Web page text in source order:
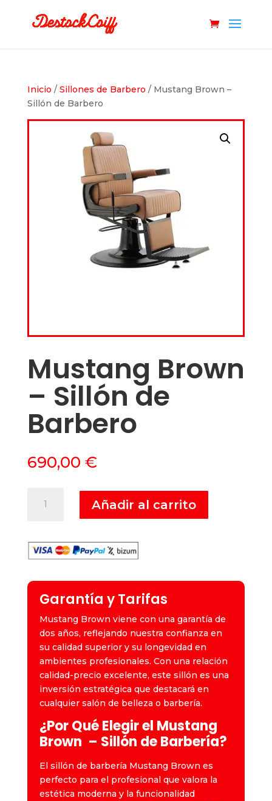
Inicio / Sillones de Barbero / Mustang Brown –
Sillón de Barbero
Mustang Brown
– Sillón de
Barbero
690,00 €
Brown
de
Añadir al carrito
Garantía y Tarifas
Mustang Brown viene con una garantía de
dos años, reflejando nuestra confianza en
su calidad superior y su longevidad en
ambientes profesionales. Con una relación
calidad-precio excelente, este sillón es una
inversión estratégica que destacará en
cualquier salón de belleza o barbería.
¿Por Qué Elegir el Mustang
Brown – Sillón de Barbería?
El sillón de barbería Mustang Brown es
perfecto para el profesional que valora la
estética moderna y la funcionalidad